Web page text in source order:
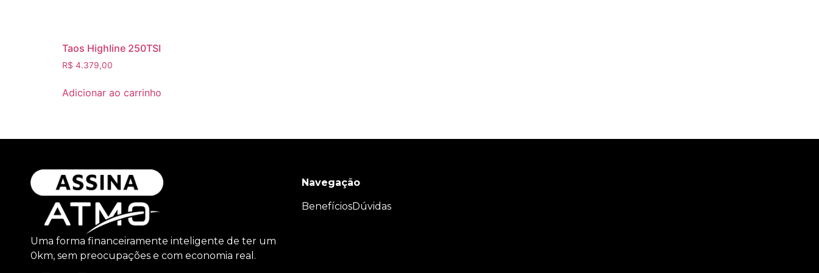
Taos Highline 250TSI
R$ 4.379,00
Adicionar ao carrinho
Uma forma financeiramente inteligente de ter um
0km, sem preocupações e com economia real.
Navegação
BenefíciosDúvidas